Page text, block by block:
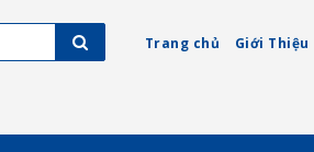
Trang chủ Giới Thiệu